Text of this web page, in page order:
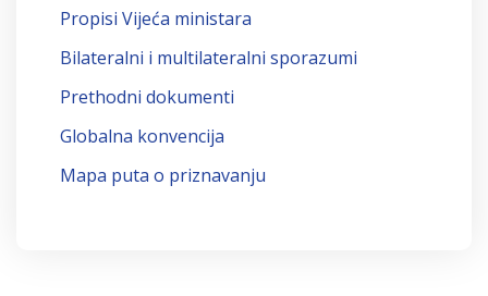
Propisi Vijeća ministara
Bilateralni i multilateralni sporazumi
Prethodni dokumenti
Globalna konvencija
Mapa puta o priznavanju